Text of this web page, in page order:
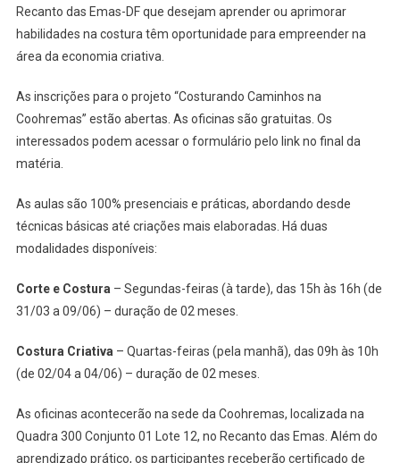
DAS
EMAS
Recanto das Emas-DF que desejam aprender ou aprimorar
habilidades na costura têm oportunidade para empreender na
área da economia criativa.
As inscrições para o projeto “Costurando Caminhos na
Coohremas” estão abertas. As oficinas são gratuitas. Os
interessados podem acessar o formulário pelo link no final da
matéria.
As aulas são 100% presenciais e práticas, abordando desde
técnicas básicas até criações mais elaboradas. Há duas
modalidades disponíveis:
Corte e Costura – Segundas-feiras (à tarde), das 15h às 16h (de
31/03 a 09/06) – duração de 02 meses.
Costura Criativa – Quartas-feiras (pela manhã), das 09h às 10h
(de 02/04 a 04/06) – duração de 02 meses.
As oficinas acontecerão na sede da Coohremas, localizada na
Quadra 300 Conjunto 01 Lote 12, no Recanto das Emas. Além do
aprendizado prático, os participantes receberão certificado de